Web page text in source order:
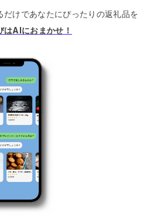
けであなたにぴったりの返礼品を
はAIにおまかせ！